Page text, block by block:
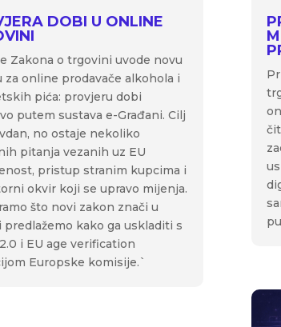
DOBI U ONLINE
Zakona o trgovini uvode novu
za online prodavače alkohola i
pića: provjeru dobi
putem sustava e-Građani. Cilj
no ostaje nekoliko
pitanja vezanih uz EU
pristup stranim kupcima i
okvir koji se upravo mijenja.
što novi zakon znači u
predlažemo kako ga uskladiti s
i EU age verification
Europske komisije.`